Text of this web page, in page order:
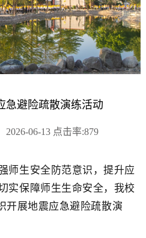
急避险疏散演练活动
06-13 点击率:879
师生安全防范意识，提升应
实保障师生生命安全，我校
开展地震应急避险疏散演